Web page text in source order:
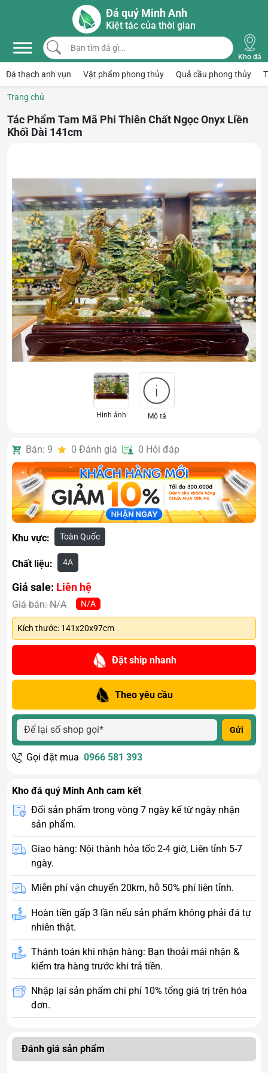
Skip to main content
Đá quý Minh Anh
Kiệt tác của thời gian
Bạn tìm đá gì...
Kho đá
Đá thạch anh vụn Vật phẩm phong thủy Quả cầu phong thủy
Trang chủ
Tác Phẩm Tam Mã Phi Thiên Chất Ngọc Onyx Liền
Khối Dài 141cm
Hình ảnh Mô tả
Bán: 9 0 Đánh giá 0 Hỏi đáp
Khu vực: Toàn Quốc
Chất liệu: 4A
Giá sale: Liên hệ
Giá bán:N/A N/A
Kích thước: 141x20x97cm
Đặt ship nhanh
Theo yêu cầu
Gửi
Gọi đặt mua 0966 581 393
Kho đá quý Minh Anh cam kết
Đổi sản phẩm trong vòng 7 ngày kể từ ngày nhận
sản phẩm.
Giao hàng: Nội thành hỏa tốc 2-4 giờ, Liên tỉnh 5-7
ngày.
Miễn phí vận chuyển 20km, hỗ 50% phí liên tỉnh.
Hoàn tiền gấp 3 lần nếu sản phẩm không phải đá tự
nhiên thật.
Thánh toán khi nhận hàng: Bạn thoải mái nhận &
kiểm tra hàng trước khi trả tiền.
Nhập lại sản phẩm chi phí 10% tổng giá trị trên hóa
đơn.
Đánh giá sản phẩm